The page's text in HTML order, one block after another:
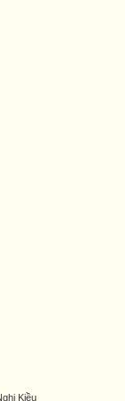
Kiều